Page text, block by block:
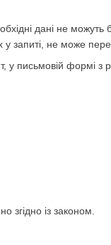
дані не
запиті, не може
у письмовій формі
згідно із законом.